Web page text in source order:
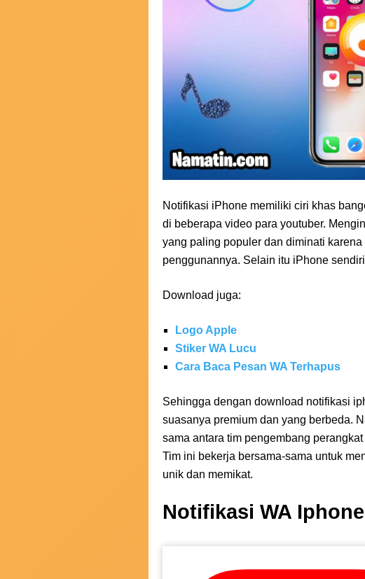
Notifikasi iPhone memiliki ciri khas
di beberapa video para youtuber.
yang paling populer dan diminati
penggunannya. Selain itu iPhone
Download juga:
Logo Apple
Stiker WA Lucu
Cara Baca Pesan WA Terhapus
Sehingga dengan download notifikasi
suasanya premium dan yang berbeda.
sama antara tim pengembang
Tim ini bekerja bersama-sama untuk
unik dan memikat.
Notifikasi WA